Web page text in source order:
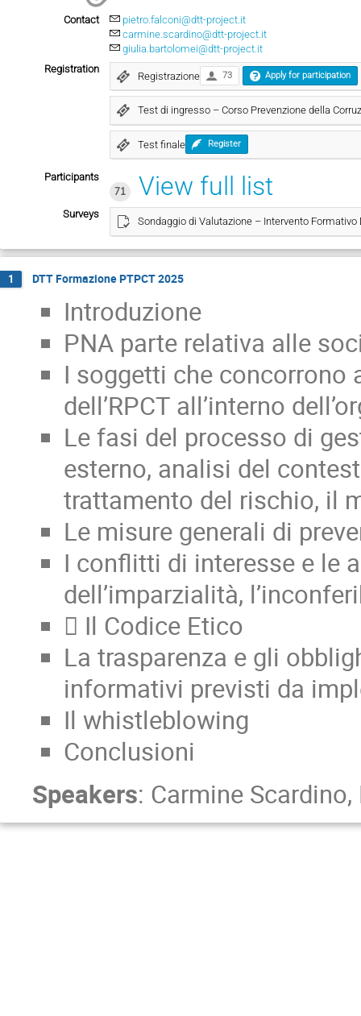
Contact
pietro.falconi@dtt-project.it
carmine.scardino@dtt-project.it
giulia.bartolomei@dtt-project.it
Registration
Registrazione 73 Apply for participation
Test di ingresso – Corso Prevenzione della
Test finale Register
Participants
71
View full list
Surveys
Sondaggio di Valutazione – Intervento Formativo
1 DTT Formazione PTPCT 2025
Introduzione
PNA parte relativa alle
I soggetti che concorrono
dell’RPCT all’interno
Le fasi del processo di
esterno, analisi del
trattamento del rischio, il
Le misure generali di
I conflitti di interesse e le
dell’imparzialità,
 Il Codice Etico
La trasparenza e gli
informativi previsti da
Il whistleblowing
Conclusioni
Speakers: Carmine Scardino,